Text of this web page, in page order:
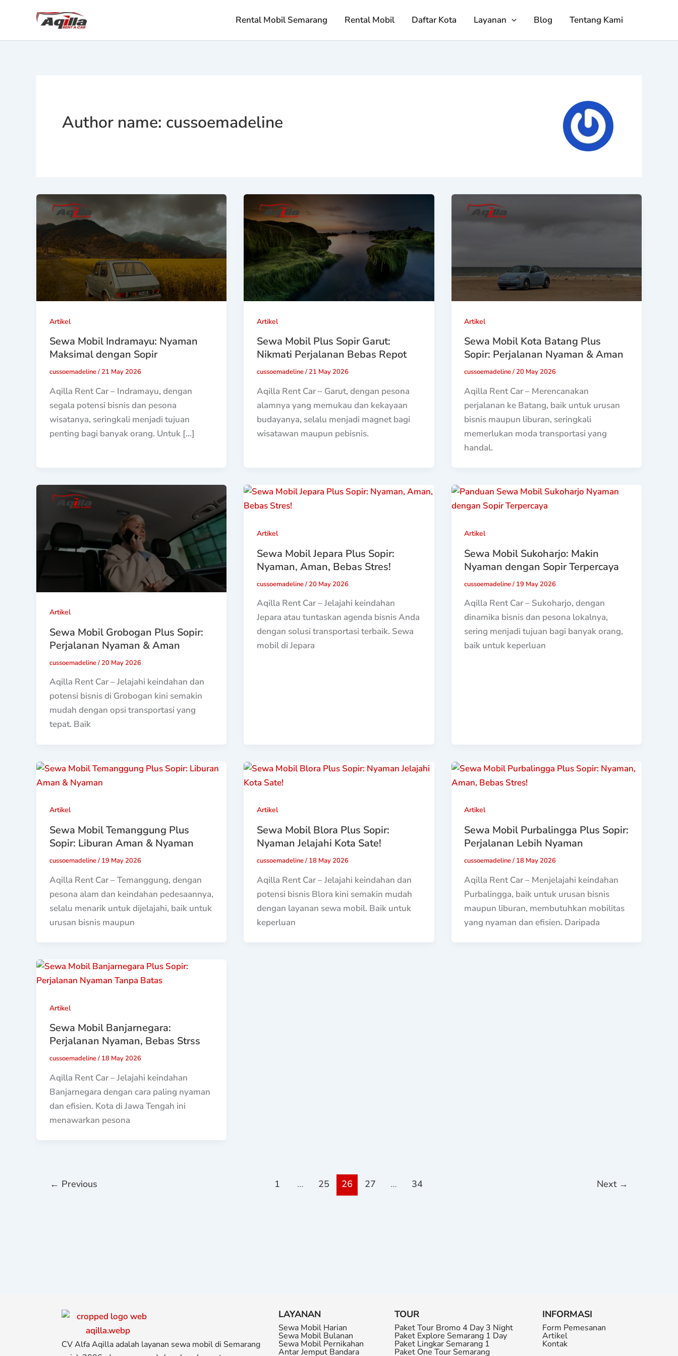
Rental Mobil Semarang Rental Mobil Daftar Kota Layanan Blog Tentang Kami
Author name: cussoemadeline
Artikel
Sewa Mobil Indramayu: Nyaman
Maksimal dengan Sopir
cussoemadeline/ 21 May 2026
Aqilla Rent Car – Indramayu, dengan
segala potensi bisnis dan pesona
wisatanya, seringkali menjadi tujuan
penting bagi banyak orang. Untuk […]
Artikel
Sewa Mobil Plus Sopir Garut:
Nikmati Perjalanan Bebas Repot
cussoemadeline/ 21 May 2026
Aqilla Rent Car – Garut, dengan pesona
alamnya yang memukau dan kekayaan
budayanya, selalu menjadi magnet bagi
wisatawan maupun pebisnis.
Artikel
Sewa Mobil Kota Batang Plus
Sopir: Perjalanan Nyaman & Aman
cussoemadeline/ 20 May 2026
Aqilla Rent Car – Merencanakan
perjalanan ke Batang, baik untuk urusan
bisnis maupun liburan, seringkali
memerlukan moda transportasi yang
handal.
Artikel
Sewa Mobil Grobogan Plus Sopir:
Perjalanan Nyaman & Aman
cussoemadeline/ 20 May 2026
Aqilla Rent Car – Jelajahi keindahan dan
potensi bisnis di Grobogan kini semakin
mudah dengan opsi transportasi yang
tepat. Baik
Artikel
Sewa Mobil Jepara Plus Sopir:
Nyaman, Aman, Bebas Stres!
cussoemadeline/ 20 May 2026
Aqilla Rent Car – Jelajahi keindahan
Jepara atau tuntaskan agenda bisnis Anda
dengan solusi transportasi terbaik. Sewa
mobil di Jepara
Artikel
Sewa Mobil Sukoharjo: Makin
Nyaman dengan Sopir Terpercaya
cussoemadeline/ 19 May 2026
Aqilla Rent Car – Sukoharjo, dengan
dinamika bisnis dan pesona lokalnya,
sering menjadi tujuan bagi banyak orang,
baik untuk keperluan
Artikel
Sewa Mobil Temanggung Plus
Sopir: Liburan Aman & Nyaman
cussoemadeline/ 19 May 2026
Aqilla Rent Car – Temanggung, dengan
pesona alam dan keindahan pedesaannya,
selalu menarik untuk dijelajahi, baik untuk
urusan bisnis maupun
Artikel
Sewa Mobil Blora Plus Sopir:
Nyaman Jelajahi Kota Sate!
cussoemadeline/ 18 May 2026
Aqilla Rent Car – Jelajahi keindahan dan
potensi bisnis Blora kini semakin mudah
dengan layanan sewa mobil. Baik untuk
keperluan
Artikel
Sewa Mobil Purbalingga Plus Sopir:
Perjalanan Lebih Nyaman
cussoemadeline/ 18 May 2026
Aqilla Rent Car – Menjelajahi keindahan
Purbalingga, baik untuk urusan bisnis
maupun liburan, membutuhkan mobilitas
yang nyaman dan efisien. Daripada
Artikel
Sewa Mobil Banjarnegara:
Perjalanan Nyaman, Bebas Strss
cussoemadeline/ 18 May 2026
Aqilla Rent Car – Jelajahi keindahan
Banjarnegara dengan cara paling nyaman
dan efisien. Kota di Jawa Tengah ini
menawarkan pesona
← Previous 1 … 25 26 27 … 34 Next →
CV Alfa Aqilla adalah layanan sewa mobil di Semarang
LAYANAN
Sewa Mobil Harian
Sewa Mobil Bulanan
Sewa Mobil Pernikahan
Antar Jemput Bandara
TOUR
Paket Tour Bromo 4 Day 3 Night
Paket Explore Semarang 1 Day
Paket Lingkar Semarang 1
Paket One Tour Semarang
INFORMASI
Form Pemesanan
Artikel
Kontak